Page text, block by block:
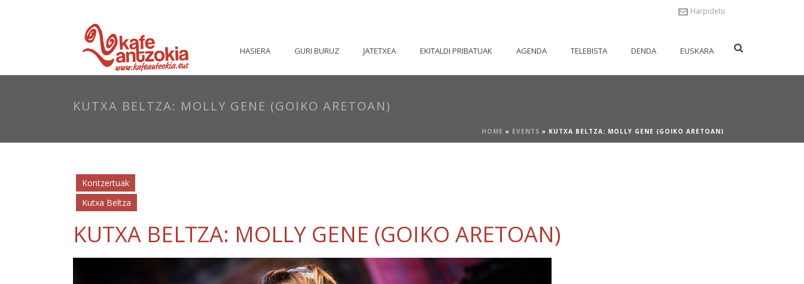
Harpidetu
HASIERA GURI BURUZ JATETXEA EKITALDI PRIBATUAK AGENDA TELEBISTA DENDA EUSKARA
KUTXA BELTZA: MOLLY GENE (GOIKO ARETOAN)
HOME » EVENTS » KUTXA BELTZA: MOLLY GENE (GOIKO ARETOAN)
Kontzertuak
Kutxa Beltza
KUTXA BELTZA: MOLLY GENE (GOIKO ARETOAN)